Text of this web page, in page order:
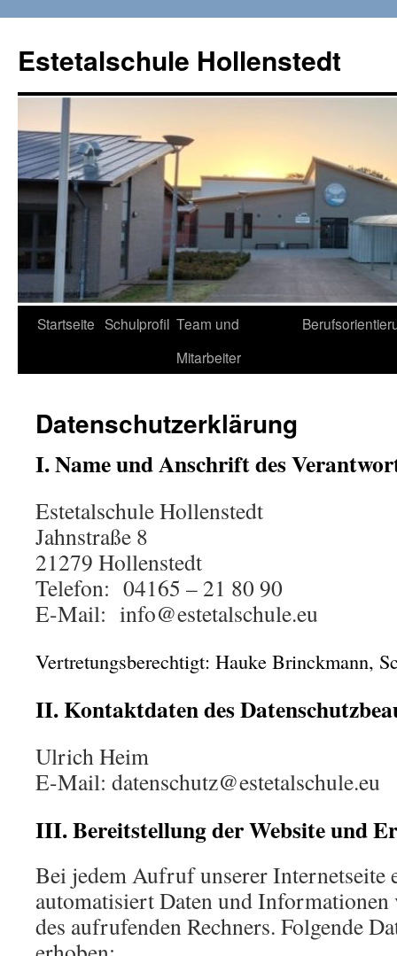
springen
Estetalschule Hollenstedt
Startseite Schulprofil Team und
Mitarbeiter
Datenschutzerklärung
I. Name und Anschrift des
Estetalschule Hollenstedt
Jahnstraße 8
21279 Hollenstedt
Telefon: 04165 – 21 80 90
E-Mail: info@estetalschule.eu
Vertretungsberechtigt: Hauke Brinckmann,
II. Kontaktdaten des
Ulrich Heim
E-Mail: datenschutz@estetalschule.eu
III. Bereitstellung der Website und
Bei jedem Aufruf unserer Internetseite
automatisiert Daten und
des aufrufenden Rechners. Folgende